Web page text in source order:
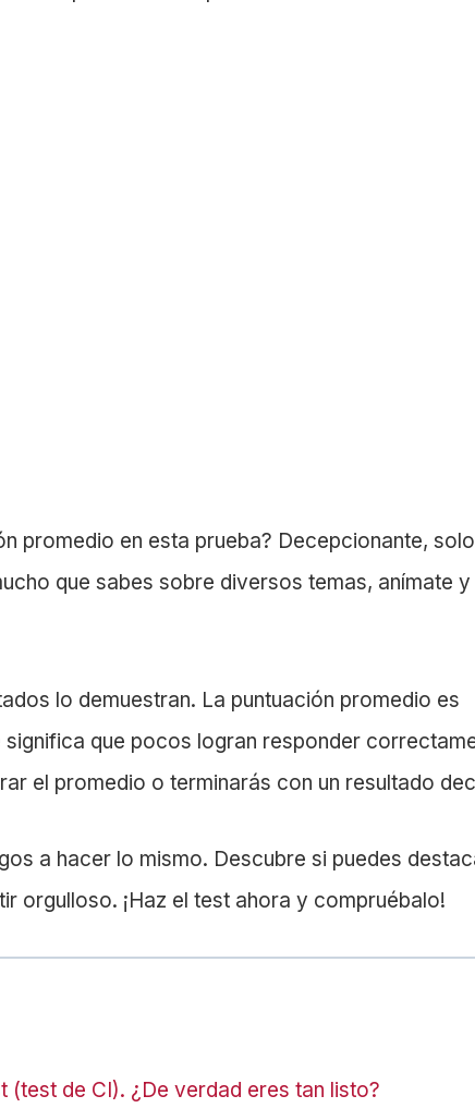
promedio en esta prueba? Decepcionante,
que sabes sobre diversos temas, anímate
lo demuestran. La puntuación promedio es
que pocos logran responder
el promedio o terminarás con un resultado
a hacer lo mismo. Descubre si puedes
orgulloso. ¡Haz el test ahora y compruébalo!
(test de CI). ¿De verdad eres tan listo?